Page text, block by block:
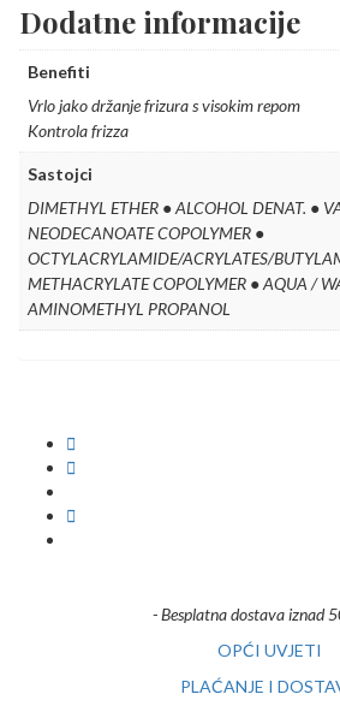
Dodatne informacije
Benefiti
Vrlo jako držanje frizura s visokim repom
Kontrola frizza
Sastojci
DIMETHYL ETHER ● ALCOHOL DENAT. ●
NEODECANOATE COPOLYMER ●
OCTYLACRYLAMIDE/ACRYLATES/
METHACRYLATE COPOLYMER ● AQUA /
AMINOMETHYL PROPANOL
- Besplatna dostava iznad
OPĆI UVJETI
PLAĆANJE I